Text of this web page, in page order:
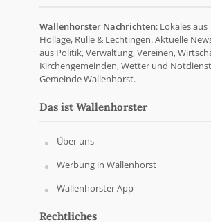
Wallenhorster Nachrichten: Lokales aus
Hollage, Rulle & Lechtingen. Aktuelle
aus Politik, Verwaltung, Vereinen,
Kirchengemeinden, Wetter und
Gemeinde Wallenhorst.
Das ist Wallenhorster
Über uns
Werbung in Wallenhorst
Wallenhorster App
Rechtliches